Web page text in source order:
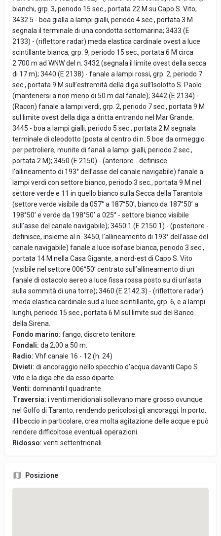
bianchi, grp. 3, periodo 15 sec., portata 22 M su Capo S. Vito;
3432.5 - boa gialla a lampi gialli, periodo 4 sec., portata 3 M
segnala il terminale di una condotta sottomarina; 3433 (E
2133) - (riflettore radar) meda elastica cardinale ovest a luce
scintillante bianca, grp. 9, periodo 15 sec., portata 6 M circa
2.700 m ad WNW del n. 3432 (segnala il limite ovest della secca
di 17 m); 3440 (E 2138) - fanale a lampi rossi, grp. 2, periodo 7
sec., portata 9 M sull’estremità della diga sull’Isolotto S. Paolo
(mantenersi a non meno di 50 m dal fanale); 3442 (E 2134) -
(Racon) fanale a lampi verdi, grp. 2, periodo 7 sec., portata 9 M
sul limite ovest della diga a dritta entrando nel Mar Grande;
3445 - boa a lampi gialli, periodo 5 sec., portata 2 M segnala
terminale di oleodotto (posta al centro di n. 5 boe da ormeggio
per petroliere, munite di fanali a lampi gialli, periodo 2 sec.,
portata 2 M); 3450 (E 2150) - (anteriore - definisce
l’allineamento di 193° dell’asse del canale navigabile) fanale a
lampi verdi con settore bianco, periodo 3 sec., portata 9 M nel
settore verde e 11 in quello bianco sulla Secca della Tarantola
(settore verde visibile da 057° a 187°50’, bianco da 187°50’ a
198°50’ e verde da 198°50’ a 025° - settore bianco visibile
sull’asse del canale navigabile); 3450.1 (E 2150.1) - (posteriore -
definisce, insieme al n. 3450, l’allineamento di 193° dell’asse del
canale navigabile) fanale a luce isofase bianca, periodo 3 sec.,
portata 14 M nella Casa Gigante, a nord-est di Capo S. Vito
(visibile nel settore 006°50’ centrato sull’allineamento di un
fanale di ostacolo aereo a luce fissa rossa posto su di un’asta
sulla sommità di una torre); 3460 (E 2142.3) - (riflettore radar)
meda elastica cardinale sud a luce scintillante, grp. 6, e a lampi
lunghi, periodo 15 sec., portata 6 M sul limite sud del Banco
della Sirena.
Fondo marino: fango, discreto tenitore.
Fondali: da 2,00 a 50 m.
Radio: Vhf canale 16 - 12 (h. 24)
Divieti: di ancoraggio nello specchio d’acqua davanti Capo S.
Vito e la diga che da esso diparte.
Venti: dominanti I quadrante
Traversia: i venti meridionali sollevano mare grosso ovunque
nel Golfo di Taranto, rendendo pericolosi gli ancoraggi. In porto,
il libeccio in particolare, crea molta agitazione delle acque e può
rendere difficoltose eventuali operazioni.
Ridosso: venti settentrionali
Posizione